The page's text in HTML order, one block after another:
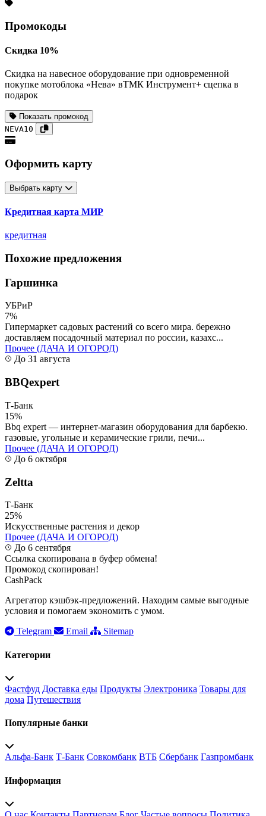
Промокоды
Скидка 10%
Скидка на навесное оборудование при одновременной
покупке мотоблока «Нева» вТМК Инструмент+ сцепка в
подарок
Показать промокод
NEVA10
Оформить карту
Выбрать карту
Кредитная карта МИР
кредитная
Похожие предложения
Гаршинка
УБРиР
7%
Гипермаркет садовых растений со всего мира. бережно
доставляем посадочный материал по россии, казахс...
Прочее (ДАЧА И ОГОРОД)
До 31 августа
BBQexpert
Т-Банк
15%
Bbq expert — интернет-магазин оборудования для барбекю.
газовые, угольные и керамические грили, печи...
Прочее (ДАЧА И ОГОРОД)
До 6 октября
Zeltta
Т-Банк
25%
Искусственные растения и декор
Прочее (ДАЧА И ОГОРОД)
До 6 сентября
Ссылка скопирована в буфер обмена!
Промокод скопирован!
CashPack
Агрегатор кэшбэк-предложений. Находим самые выгодные
условия и помогаем экономить с умом.
Telegram
Email Sitemap
Категории
Фастфуд Доставка еды Продукты Электроника Товары для
дома Путешествия
Популярные банки
Альфа-Банк Т-Банк Совкомбанк ВТБ Сбербанк Газпромбанк
Информация